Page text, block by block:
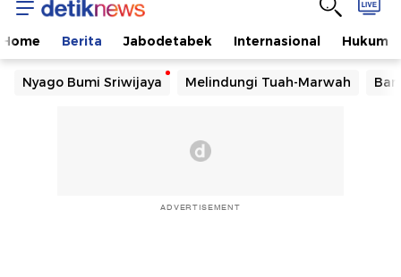
Home Berita Jabodetabek Internasional Hukum
Nyago Bumi Sriwijaya Melindungi Tuah-Marwah
ADVERTISEMENT